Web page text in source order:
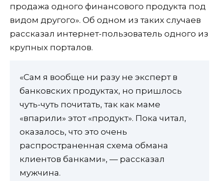
продажа одного финансового продукта под
видом другого». Об одном из таких случаев
рассказал интернет-пользователь одного из
крупных порталов.
«Сам я вообще ни разу не эксперт в
банковских продуктах, но пришлось
чуть-чуть почитать, так как маме
«впарили» этот «продукт». Пока читал,
оказалось, что это очень
распространенная схема обмана
клиентов банками», — рассказал
мужчина.